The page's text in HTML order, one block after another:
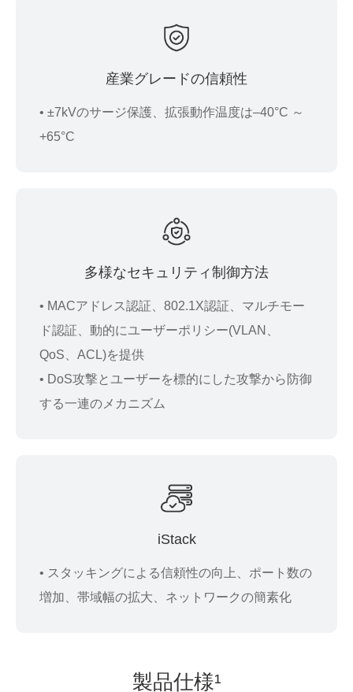
産業グレードの信頼性
• ±7kVのサージ保護、拡張動作温度は–40°C ～
+65°C
多様なセキュリティ制御方法
• MACアドレス認証、802.1X認証、マルチモー
ド認証、動的にユーザーポリシー(VLAN、
QoS、ACL)を提供
• DoS攻撃とユーザーを標的にした攻撃から防御
する一連のメカニズム
iStack
• スタッキングによる信頼性の向上、ポート数の
増加、帯域幅の拡大、ネットワークの簡素化
製品仕様¹